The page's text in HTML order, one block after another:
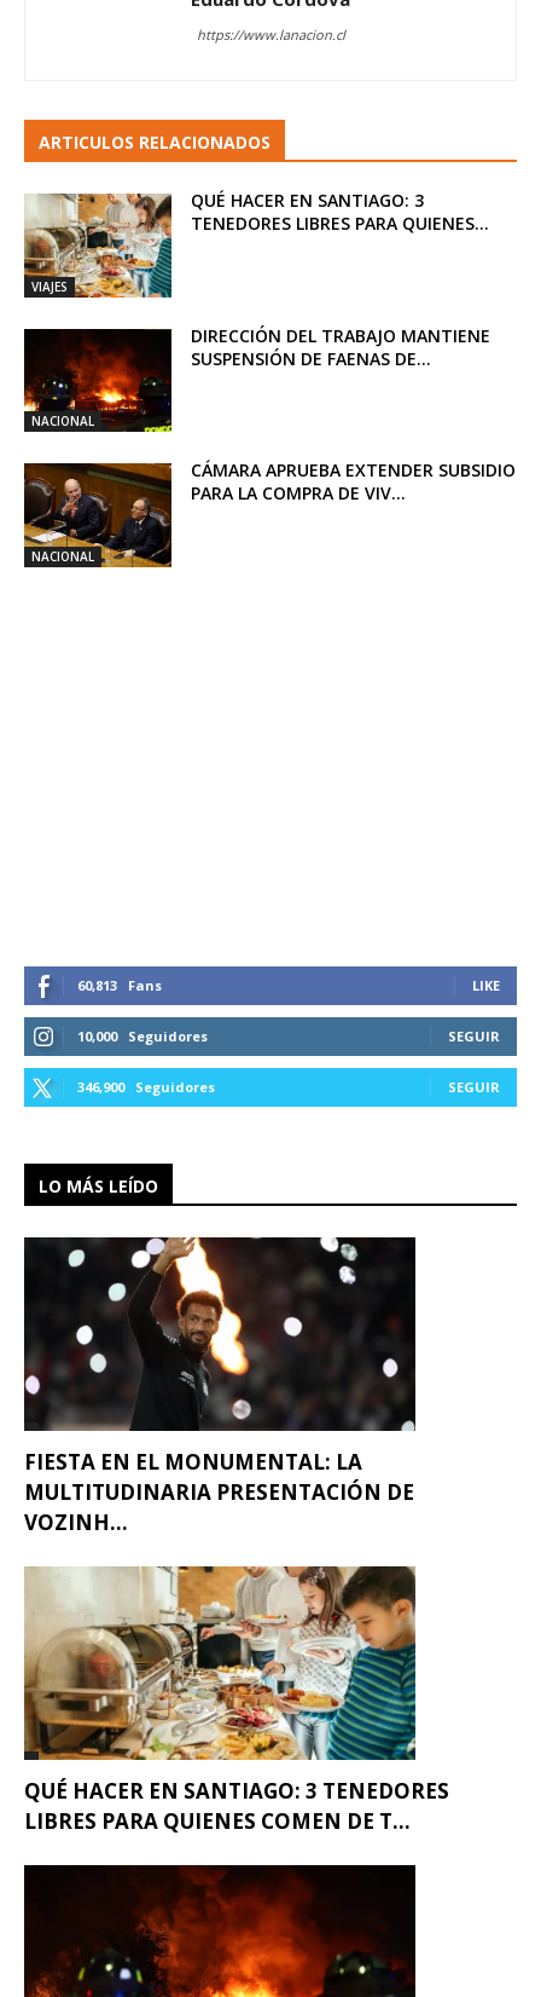
https://www.lanacion.cl
ARTICULOS RELACIONADOS
VIAJES
QUÉ HACER EN SANTIAGO: 3
TENEDORES LIBRES PARA QUIENES...
NACIONAL
DIRECCIÓN DEL TRABAJO MANTIENE
SUSPENSIÓN DE FAENAS DE...
NACIONAL
CÁMARA APRUEBA EXTENDER SUBSIDIO
PARA LA COMPRA DE VIV...
60,813 Fans LIKE
10,000 Seguidores SEGUIR
346,900 Seguidores SEGUIR
LO MÁS LEÍDO
FIESTA EN EL MONUMENTAL: LA
MULTITUDINARIA PRESENTACIÓN DE
VOZINH...
QUÉ HACER EN SANTIAGO: 3 TENEDORES
LIBRES PARA QUIENES COMEN DE T...